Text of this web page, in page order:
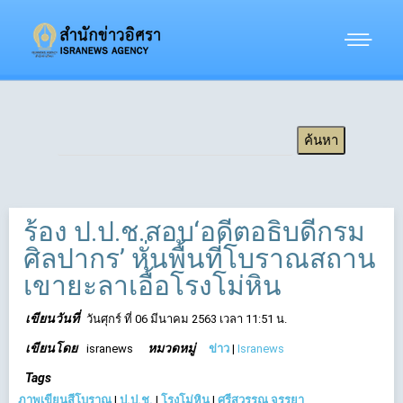
ร้อง ป.ป.ช.สอบ‘อดีตอธิบดีกรม
ศิลปากร’ หั่นพื้นที่โบราณสถาน
เขายะลาเอื้อโรงโม่หิน
เขียนวันที่ วันศุกร์ ที่ 06 มีนาคม 2563 เวลา 11:51 น.
เขียนโดย isranews หมวดหมู่ ข่าว |Isranews
Tags
ภาพเขียนสีโบราณ | ป.ป.ช. | โรงโม่หิน | ศรีสุวรรณ จรรยา